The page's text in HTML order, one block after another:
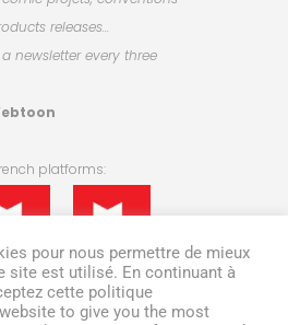
releases…
newsletter every three
platforms:
22nd!
pour nous permettre de mieux
site est utilisé. En continuant à
cette politique
to give you the most